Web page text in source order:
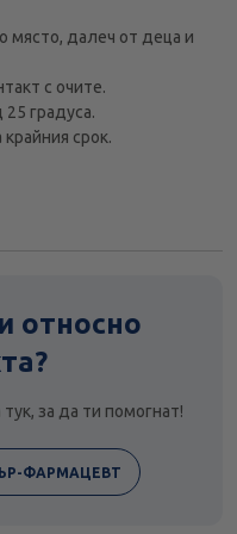
място, далеч от деца и
с очите.
градуса.
срок.
относно
за да ти помогнат!
ФАРМАЦЕВТ